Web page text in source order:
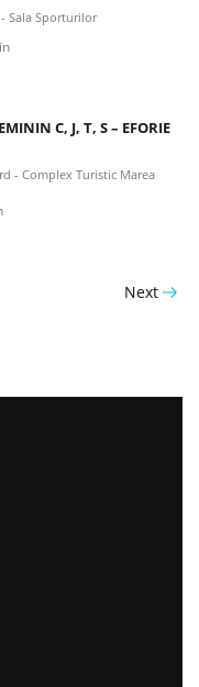
Sala Sporturilor
C, J, T, S – EFORIE
- Complex Turistic Marea
Next